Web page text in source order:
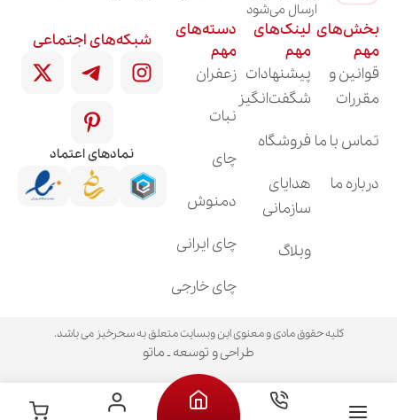
ارسال می‌شود
بخش‌های
مهم
قوانین و
مقررات
تماس با ما
درباره ما
لینک‌های
مهم
پیشنهادات
شگفت‌انگیز
فروشگاه
هدایای
سازمانی
وبلاگ
دسته‌های
مهم
زعفران
نبات
چای
دمنوش
چای ایرانی
چای خارجی
شبکه‌های اجتماعی
نمادهای اعتماد
کلیه حقوق مادی و معنوی این وبسایت متعلق به سحرخیز می باشد.
طراحی و توسعه ـ ماتو